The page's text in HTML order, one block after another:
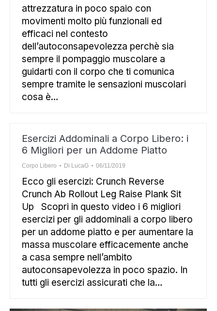
attrezzatura in poco spaio con
movimenti molto più funzionali ed
efficaci nel contesto
dell’autoconsapevolezza perchè sia
sempre il pompaggio muscolare a
guidarti con il corpo che ti comunica
sempre tramite le sensazioni muscolari
cosa è…
Esercizi Addominali a Corpo Libero: i
6 Migliori per un Addome Piatto
Corpo Libero Di LucaG 06/11/2019
Ecco gli esercizi: Crunch Reverse
Crunch Ab Rollout Leg Raise Plank Sit
Up Scopri in questo video i 6 migliori
esercizi per gli addominali a corpo libero
per un addome piatto e per aumentare la
massa muscolare efficacemente anche
a casa sempre nell’ambito
autoconsapevolezza in poco spazio. In
tutti gli esercizi assicurati che la…